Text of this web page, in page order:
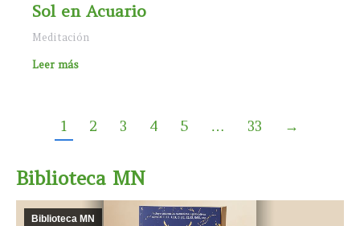
Sol en Acuario
Meditación
Leer más
1 2 3 4 5 … 33 →
Biblioteca MN
Biblioteca MN